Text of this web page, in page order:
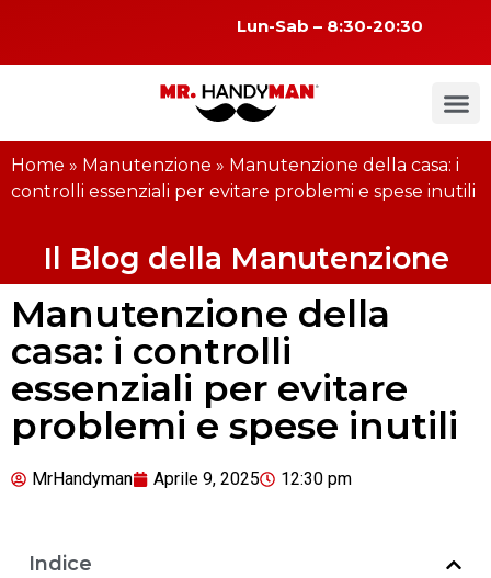
Lun-Sab – 8:30-20:30
Home » Manutenzione » Manutenzione della casa: i
controlli essenziali per evitare problemi e spese inutili
Il Blog della Manutenzione
Manutenzione della
casa: i controlli
essenziali per evitare
problemi e spese inutili
MrHandyman Aprile 9, 2025 12:30 pm
Indice